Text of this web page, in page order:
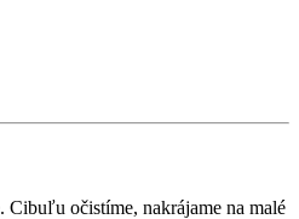
Cibuľu očistíme, nakrájame na malé